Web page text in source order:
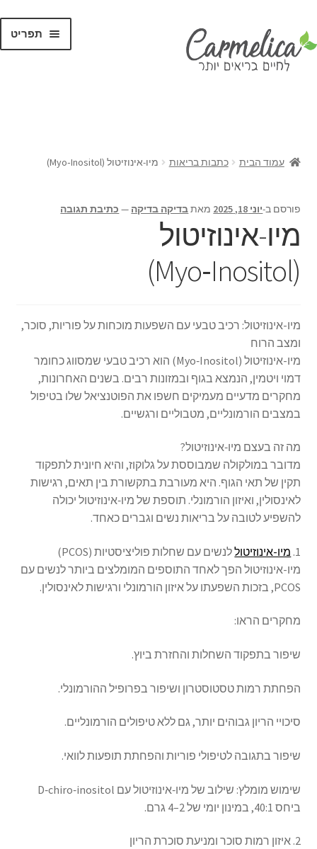
תפריט
עמוד הבית כתבות בריאות מיו-אינוזיטול (Myo‑Inositol)
פורסם ב-יוני 18, 2025 מאתבדיקה בדיקה — כתיבת תגובה
מיו-אינוזיטול
(Myo‑Inositol)
מיו-אינוזיטול: רכיב טבעי עם השפעות מוכחות על פוריות, סוכר,
ומצב הרוח
מיו-אינוזיטול (Myo‑Inositol) הוא רכיב טבעי שמסווג כחומר
דמוי ויטמין, הנמצא בגוף ובמזונות רבים. בשנים האחרונות,
מחקרים מדעיים מעמיקים חשפו את הפוטנציאל שלו בטיפול
במצבים הורמונליים, מטבוליים ורגשיים.
מה זה בעצם מיו‑אינוזיטול?
מדובר במולקולה שמבוססת על גלוקוז, והיא חיונית לתפקוד
תקין של תאי הגוף. היא מעורבת בתקשורת בין תאים, רגישות
לאינסולין, ואיזון הורמונלי. תוספת של מיו‑אינוזיטול יכולה
להשפיע לטובה על בריאות נשים וגברים כאחד.
1. מיו-אינוזיטוללנשים עם שחלות פוליציסטיות (PCOS)
מיו-אינוזיטול הפך לאחד התוספים המומלצים ביותר לנשים עם
PCOS, בזכות השפעתו על איזון הורמונלי ורגישות לאינסולין.
מחקרים הראו:
שיפור בתפקוד השחלות והחזרת ביוץ.
הפחתת רמות טסטוסטרון ושיפור בפרופיל ההורמונלי.
סיכויי הריון גבוהים יותר, גם ללא טיפולים הורמונליים.
שיפור בתגובה לטיפולי פוריות והפחתת תופעות לוואי.
שימוש מומלץ: שילוב של מיו‑אינוזיטול עם D‑chiro‑inositol
ביחס 40:1, במינון יומי של 2–4 גרם.
2. איזון רמות סוכר ומניעת סוכרת הריון